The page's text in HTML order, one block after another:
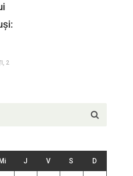
2
Mi J V S D